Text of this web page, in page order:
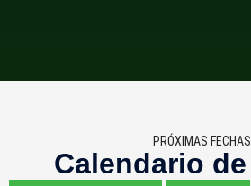
PRÓXIMAS FECHAS
Calendario de